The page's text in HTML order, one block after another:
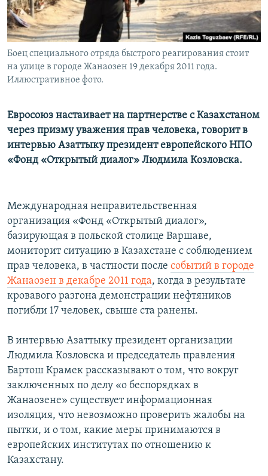
Боец специального отряда быстрого реагирования стоит
на улице в городе Жанаозен 19 декабря 2011 года.
Иллюстративное фото.
Евросоюз настаивает на партнерстве с Казахстаном
через призму уважения прав человека, говорит в
интервью Азаттыку президент европейского НПО
«Фонд «Открытый диалог» Людмила Козловска.
Международная неправительственная
организация «Фонд «Открытый диалог»,
базирующая в польской столице Варшаве,
мониторит ситуацию в Казахстане с соблюдением
прав человека, в частности после событий в городе
Жанаозен в декабре 2011 года, когда в результате
кровавого разгона демонстрации нефтяников
погибли 17 человек, свыше ста ранены.
В интервью Азаттыку президент организации
Людмила Козловска и председатель правления
Бартош Крамек рассказывают о том, что вокруг
заключенных по делу «о беспорядках в
Жанаозене» существует информационная
изоляция, что невозможно проверить жалобы на
пытки, и о том, какие меры принимаются в
европейских институтах по отношению к
Казахстану.